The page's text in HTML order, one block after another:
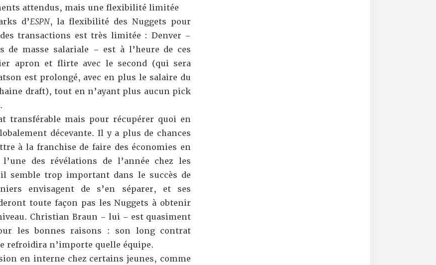
attendus, mais une flexibilité limitée
d’ESPN, la flexibilité des Nuggets pour
transactions est très limitée : Denver –
de masse salariale – est à l’heure de ces
apron et flirte avec le second (qui sera
est prolongé, avec en plus le salaire du
draft), tout en n’ayant plus aucun pick
transférable mais pour récupérer quoi en
décevante. Il y a plus de chances
à la franchise de faire des économies en
des révélations de l’année chez les
semble trop important dans le succès de
envisagent de s’en séparer, et ses
toute façon pas les Nuggets à obtenir
Christian Braun – lui – est quasiment
les bonnes raisons : son long contrat
refroidira n’importe quelle équipe.
en interne chez certains jeunes, comme